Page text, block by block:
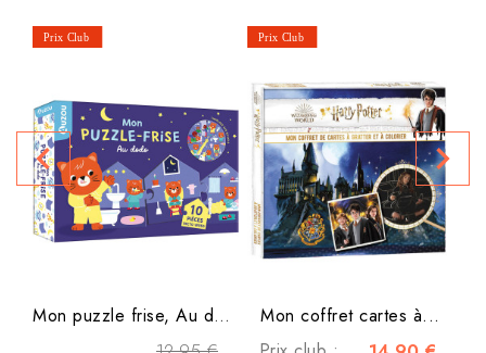
Mon puzzle frise, Au dodo
Mon coffret cartes à...
navigate_before navigate_next